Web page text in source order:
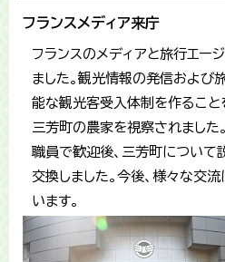
フランスメディア来庁
フランスのメディアと旅行エー
ました。観光情報の発信および
能な観光客受入体制を作ること
三芳町の農家を視察されました。
職員で歓迎後、三芳町について
交換しました。今後、様々な交
います。